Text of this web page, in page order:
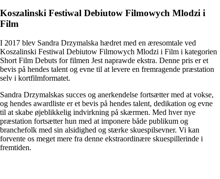
Koszalinski Festiwal Debiutow Filmowych Mlodzi i
Film
I 2017 blev Sandra Drzymalska hædret med en æresomtale ved
Koszalinski Festiwal Debiutow Filmowych Mlodzi i Film i kategorien
Short Film Debuts for filmen Jest naprawde ekstra. Denne pris er et
bevis på hendes talent og evne til at levere en fremragende præstation
selv i kortfilmformatet.
Sandra Drzymalskas succes og anerkendelse fortsætter med at vokse,
og hendes awardliste er et bevis på hendes talent, dedikation og evne
til at skabe øjeblikkelig indvirkning på skærmen. Med hver nye
præstation fortsætter hun med at imponere både publikum og
branchefolk med sin alsidighed og stærke skuespilsevner. Vi kan
forvente os meget mere fra denne ekstraordinære skuespillerinde i
fremtiden.